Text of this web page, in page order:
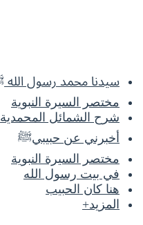
سيدنا محمد رسول
مختصر السيرة النبوية
شرح الشمائل المحمدية
أخبرني عن حبيبيﷺ
مختصر السيرة النبوية
في بيت رسول الله
هنا كان الحبيب
المزيد+